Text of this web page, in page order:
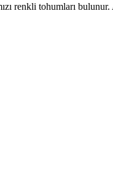
renkli tohumları